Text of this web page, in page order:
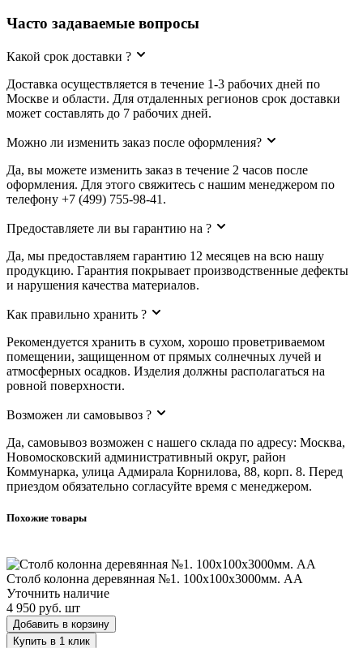
Часто задаваемые вопросы
Какой срок доставки ?
Доставка осуществляется в течение 1-3 рабочих дней по
Москве и области. Для отдаленных регионов срок доставки
может составлять до 7 рабочих дней.
Можно ли изменить заказ после оформления?
Да, вы можете изменить заказ в течение 2 часов после
оформления. Для этого свяжитесь с нашим менеджером по
телефону +7 (499) 755-98-41.
Предоставляете ли вы гарантию на ?
Да, мы предоставляем гарантию 12 месяцев на всю нашу
продукцию. Гарантия покрывает производственные дефекты
и нарушения качества материалов.
Как правильно хранить ?
Рекомендуется хранить в сухом, хорошо проветриваемом
помещении, защищенном от прямых солнечных лучей и
атмосферных осадков. Изделия должны располагаться на
ровной поверхности.
Возможен ли самовывоз ?
Да, самовывоз возможен с нашего склада по адресу: Москва,
Новомосковский административный округ, район
Коммунарка, улица Адмирала Корнилова, 88, корп. 8. Перед
приездом обязательно согласуйте время с менеджером.
Похожие товары
Столб колонна деревянная №1. 100х100х3000мм. АА
Уточнить наличие
4 950 руб. шт
Добавить в корзину
Купить в 1 клик